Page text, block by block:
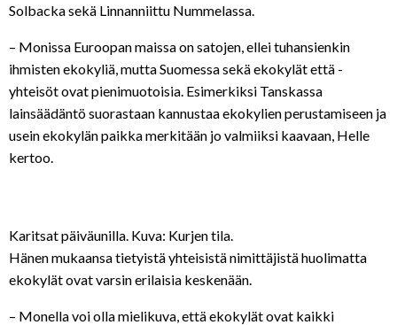
Solbacka sekä Linnanniittu Nummelassa.
– Monissa Euroopan maissa on satojen, ellei tuhansienkin
ihmisten ekokyliä, mutta Suomessa sekä ekokylät että -
yhteisöt ovat pienimuotoisia. Esimerkiksi Tanskassa
lainsäädäntö suorastaan kannustaa ekokylien perustamiseen ja
usein ekokylän paikka merkitään jo valmiiksi kaavaan, Helle
kertoo.
Karitsat päiväunilla. Kuva: Kurjen tila.
Hänen mukaansa tietyistä yhteisistä nimittäjistä huolimatta
ekokylät ovat varsin erilaisia keskenään.
– Monella voi olla mielikuva, että ekokylät ovat kaikki